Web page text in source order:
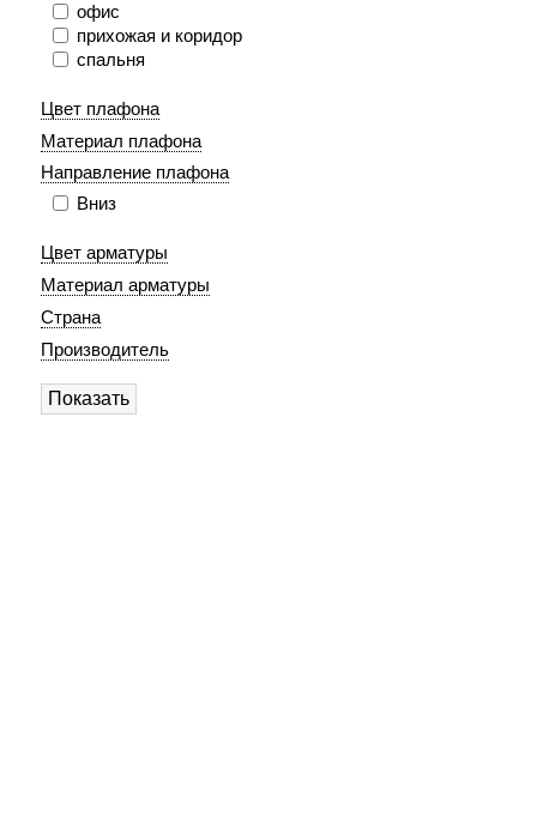
офис
прихожая и коридор
спальня
Цвет плафона
Материал плафона
Направление плафона
Вниз
Цвет арматуры
Материал арматуры
Страна
Производитель